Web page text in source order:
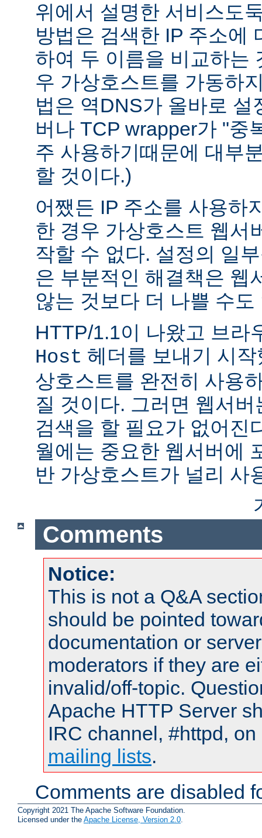
위에서 설명한 서비스도
방법은 검색한 IP 주소에
하여 두 이름을 비교하는
우 가상호스트를 가동하
법은 역DNS가 올바로 설
버나 TCP wrapper가 "중
주 사용하기때문에 대부
할 것이다.)
어쨌든 IP 주소를 사용하
한 경우 가상호스트 웹서
작할 수 없다. 설정의 일
은 부분적인 해결책은 웹
않는 것보다 더 나쁠 수도
HTTP/1.1이 나왔고 브라
Host 헤더를 보내기 시
상호스트를 완전히 사용
질 것이다. 그러면 웹서
검색을 할 필요가 없어진
월에는 중요한 웹서버에
반 가상호스트가 널리 사
Comments
Notice:
This is not a Q&A
should be pointed
documentation or
moderators if they are
invalid/off-topic.
Apache HTTP Server
IRC channel, #httpd,
mailing lists.
Comments are disabled
Copyright 2021 The Apache Software Foundation.
Licensed under the Apache License, Version 2.0.